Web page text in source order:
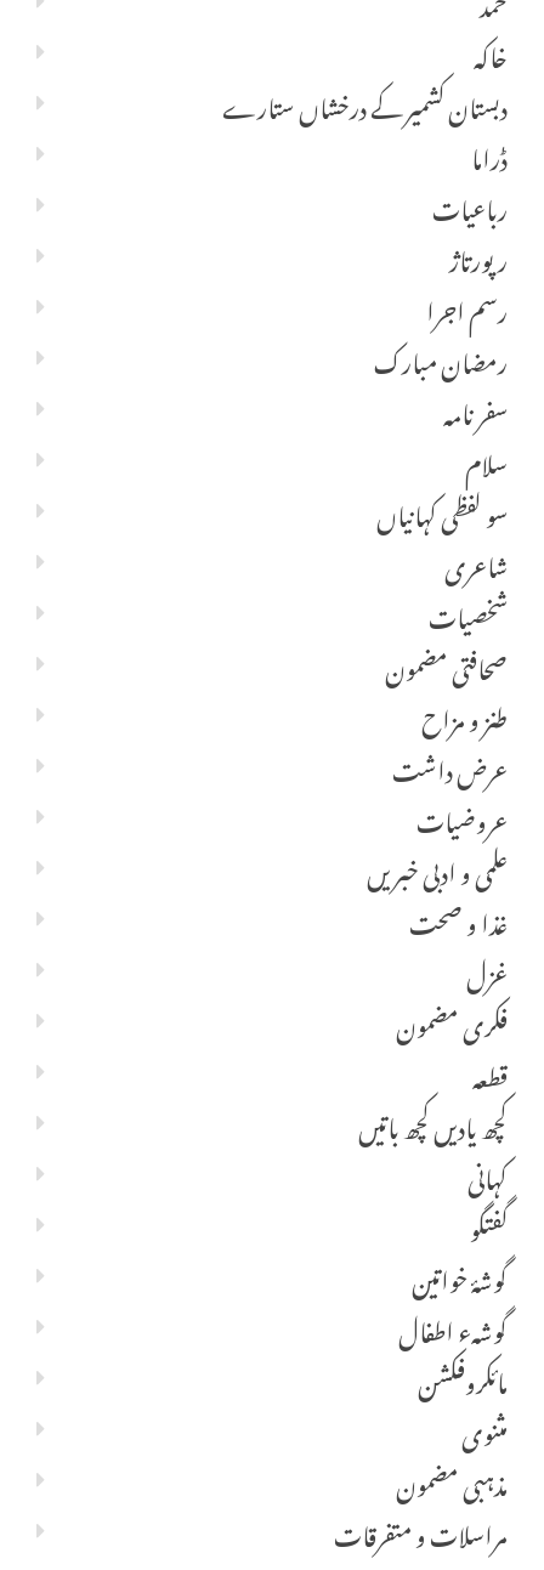
خاکہ
دبستان کشمیر کے درخشاں ستارے
ڈراما
رباعیات
رپورتاژ
رسم اجرا
رمضان مبارک
سفر نامہ
سلام
سو لفظی کہانیاں
شاعری
شخصیات
صحافتی مضمون
طنز و مزاح
عرض داشت
عروضیات
علمی و ادبی خبریں
غذا و صحت
غزل
فکری مضمون
قطعہ
کچھ یادیں کچھ باتیں
کہانی
گفتگو
گوشۂ خواتین
گوشہء اطفال
مائکروفکشن
مثنوی
مذہبی مضمون
مراسلات و متفرقات